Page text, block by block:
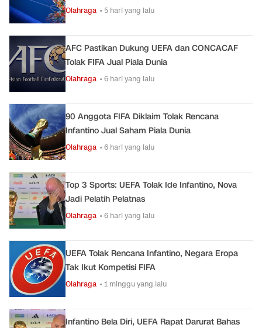
Olahraga • 5 hari yang lalu
AFC Pastikan Dukung UEFA dan CONCACAF
Tolak FIFA Jual Piala Dunia
Olahraga • 6 hari yang lalu
90 Anggota FIFA Diklaim Tolak Rencana
Infantino Jual Saham Piala Dunia
Olahraga • 6 hari yang lalu
Top 3 Sports: UEFA Tolak Ide Infantino, Nova
Jadi Pelatih Pelatnas
Olahraga • 6 hari yang lalu
UEFA Tolak Rencana Infantino, Negara Eropa
Tak Ikut Kompetisi FIFA
Olahraga • 1 minggu yang lalu
Infantino Bela Diri, UEFA Rapat Darurat Bahas